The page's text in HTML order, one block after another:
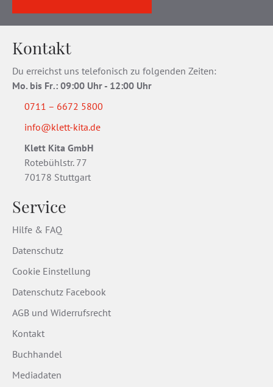
Kontakt
Du erreichst uns telefonisch zu folgenden Zeiten:
Mo. bis Fr.: 09:00 Uhr - 12:00 Uhr
0711 – 6672 5800
info@klett-kita.de
Klett Kita GmbH
Rotebühlstr. 77
70178 Stuttgart
Service
Hilfe & FAQ
Datenschutz
Cookie Einstellung
Datenschutz Facebook
AGB und Widerrufsrecht
Kontakt
Buchhandel
Mediadaten